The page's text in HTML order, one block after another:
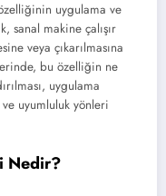
uygulama ve
sanal makine çalışır
veya çıkarılmasına
bu özelliğin ne
uygulama
uyumluluk yönleri
Nedir?